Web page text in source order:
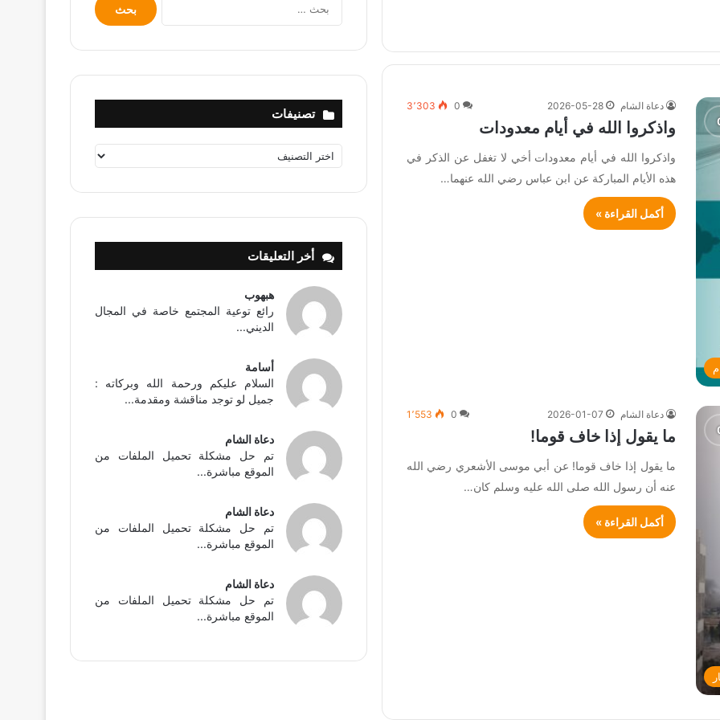
دعاة الشام 2026-05-28
0 3٬303
واذكروا الله في أيام معدودات
واذكروا الله في أيام معدودات أخي لا تغفل عن الذكر في
هذه الأيام المباركة عن ابن عباس رضي الله عنهما…
أكمل القراءة »
دعاة الشام 2026-01-07
0 1٬553
ما يقول إذا خاف قوما!
ما يقول إذا خاف قوما! عن أبي موسى الأشعري رضي الله
عنه أن رسول الله صلى الله عليه وسلم كان…
أكمل القراءة »
عن:
تصنيفات
تصنيفات
أخر التعليقات
هبهوب
رائع توعية المجتمع خاصة في المجال
الديني...
أسامة
السلام عليكم ورحمة الله وبركاته :
جميل لو توجد مناقشة ومقدمة...
دعاة الشام
تم حل مشكلة تحميل الملفات من
الموقع مباشرة...
دعاة الشام
تم حل مشكلة تحميل الملفات من
الموقع مباشرة...
دعاة الشام
تم حل مشكلة تحميل الملفات من
الموقع مباشرة...